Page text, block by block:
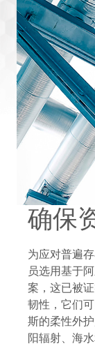
确保
为应对普遍
员选用基于
案，这已被
韧性，它们
斯的柔性外
阳辐射、海